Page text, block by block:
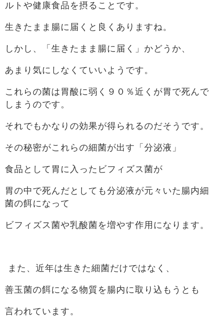
ルトや健康食品を摂ることです。
生きたまま腸に届くと良くありますね。
しかし、「生きたまま腸に届く」かどうか、
あまり気にしなくていいようです。
これらの菌は胃酸に弱く９０％近くが胃で死んで
しまうのです。
それでもかなりの効果が得られるのだそうです。
その秘密がこれらの細菌が出す「分泌液」
食品として胃に入ったビフィズス菌が
胃の中で死んだとしても分泌液が元々いた腸内細
菌の餌になって
ビフィズス菌や乳酸菌を増やす作用になります。
また、近年は生きた細菌だけではなく、
善玉菌の餌になる物質を腸内に取り込もうとも
言われています。